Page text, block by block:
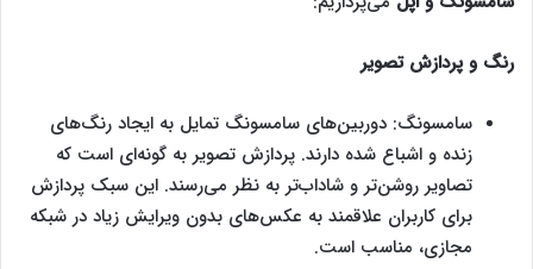
رنگ و پردازش تصویر
سامسونگ: دوربین‌های سامسونگ تمایل به ایجاد رنگ‌های
زنده و اشباع شده دارند. پردازش تصویر به گونه‌ای است که
تصاویر روشن‌تر و شاداب‌تر به نظر می‌رسند. این سبک پردازش
برای کاربران علاقمند به عکس‌‌های بدون ویرایش زیاد در شبکه
مجازی، مناسب است.